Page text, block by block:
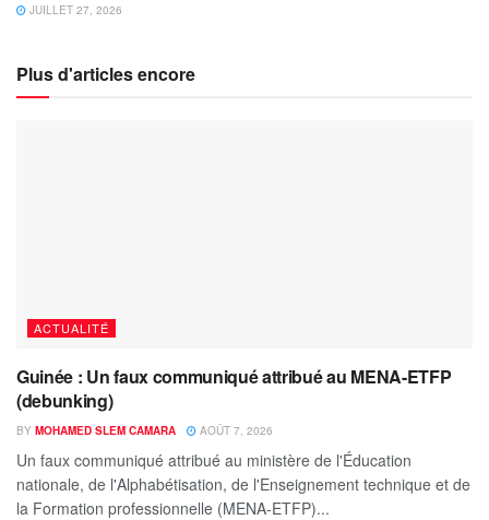
JUILLET 27, 2026
Plus d'articles encore
ACTUALITÉ
Guinée : Un faux communiqué attribué au MENA-ETFP
(debunking)
BY MOHAMED SLEM CAMARA AOÛT 7, 2026
Un faux communiqué attribué au ministère de l'Éducation
nationale, de l'Alphabétisation, de l'Enseignement technique et de
la Formation professionnelle (MENA-ETFP)...